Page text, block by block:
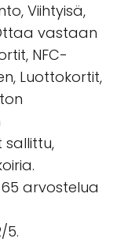
Viihtyisä,
vastaan
NFC-
Luottokortit,
sallittu,
arvostelua
5.